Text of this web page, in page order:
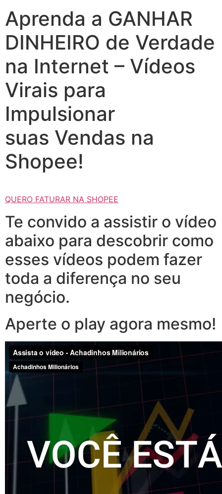
Aprenda a GANHAR
DINHEIRO de Verdade
na Internet – Vídeos
Virais para
Impulsionar
suas Vendas na
Shopee!
QUERO FATURAR NA SHOPEE
Te convido a assistir o vídeo
abaixo para descobrir como
esses vídeos podem fazer
toda a diferença no seu
negócio.
Aperte o play agora mesmo!